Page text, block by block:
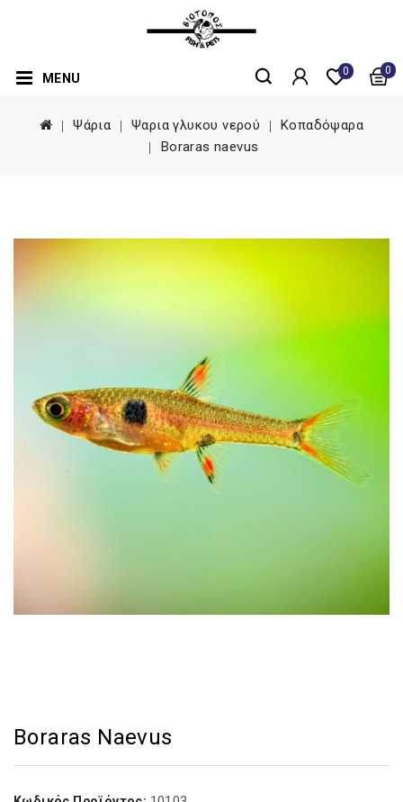
MENU
0
0
Ψάρια Ψαρια γλυκου νερού
Κοπαδόψαρα
Boraras naevus
Boraras Naevus